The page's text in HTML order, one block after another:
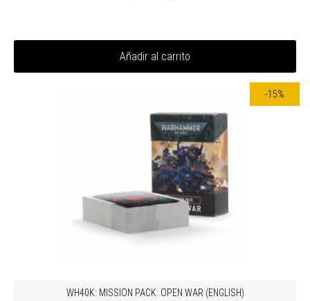
Añadir al carrito
-15%
WH40K: MISSION PACK: OPEN WAR (ENGLISH)